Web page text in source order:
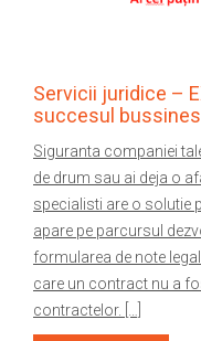
Servicii juridice –
succesul
Siguranta companiei
de drum sau ai deja o
specialisti are o solutie
apare pe parcursul
formularea de note
care un contract nu a
contractelor. […]